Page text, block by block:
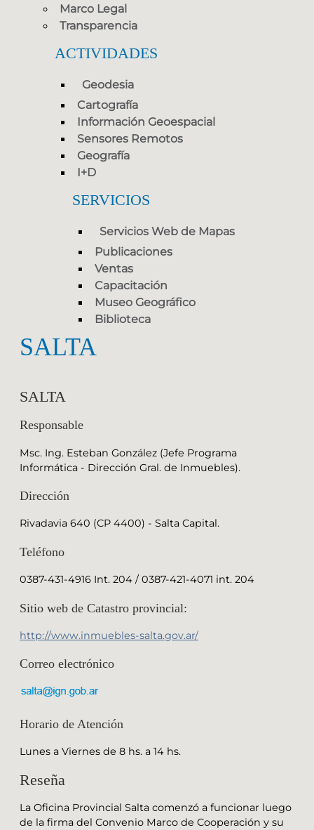
Marco Legal
Transparencia
ACTIVIDADES
Geodesia
Cartografía
Información Geoespacial
Sensores Remotos
Geografía
I+D
SERVICIOS
Servicios Web de Mapas
Publicaciones
Ventas
Capacitación
Museo Geográfico
Biblioteca
SALTA
SALTA
Responsable
Msc. Ing. Esteban González (Jefe Programa
Informática - Dirección Gral. de Inmuebles).
Dirección
Rivadavia 640 (CP 4400) - Salta Capital.
Teléfono
0387-431-4916 Int. 204 / 0387-421-4071 int. 204
Sitio web de Catastro provincial:
http://www.inmuebles-salta.gov.ar/
Correo electrónico
Horario de Atención
Lunes a Viernes de 8 hs. a 14 hs.
Reseña
La Oficina Provincial Salta comenzó a funcionar luego
de la firma del Convenio Marco de Cooperación y su